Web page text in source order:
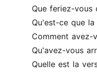
Que feriez-vous
Qu'est-ce que
Comment avez-
Qu'avez-vous
Quelle est la